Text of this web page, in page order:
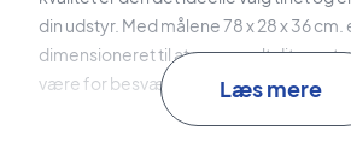
din udstyr. Med målene 78 x 28 x 36
dimensioneret til at rumme alt dit
være for besværlig at bære.Læs mere